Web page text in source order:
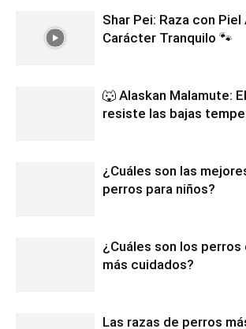
Shar Pei: Raza con Piel
Carácter Tranquilo 🐾
🐺 Alaskan Malamute:
resiste las bajas
¿Cuáles son las
perros para niños?
¿Cuáles son los
más cuidados?
Las razas de perros